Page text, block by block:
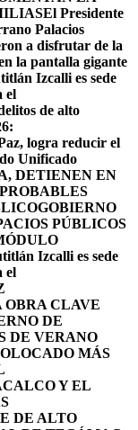
El Presidente
Palacios
a disfrutar de la
la pantalla gigante
Izcalli es sede
el
de alto
logra reducir el
Unificado
​DETIENEN EN
GOBIERNO
PÚBLICOS
Izcalli es sede
el
OBRA CLAVE
DE
DE VERANO
MÁS
Y EL
DE ALTO